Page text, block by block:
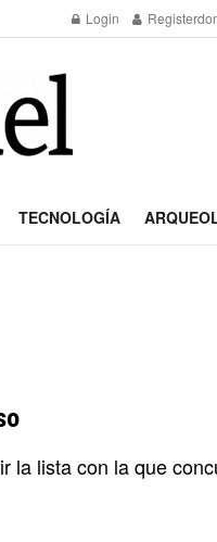
Login Register
TECNOLOGÍA
la lista con la que